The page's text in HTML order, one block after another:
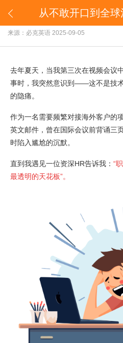
 从不敢开口到全球沟通
来源：必克英语 2025-09-05
去年夏天，当我第三次在视频会议
事时，我突然意识到——这不是技
的隐痛。
作为一名需要频繁对接海外客户的
英文邮件，曾在国际会议前背诵三
时陷入尴尬的沉默。
直到我遇见一位资深HR告诉我： “
最透明的天花板”。